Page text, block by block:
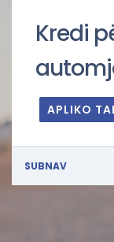
Kredi
APLIKO
SUBNAV